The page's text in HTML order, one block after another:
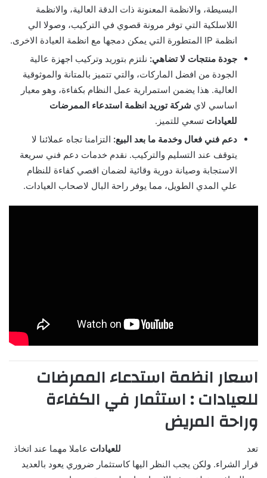
البسيطة، والانظمة المعنونة ذات الدقة العالية، والانظمة
اللاسلكية التي توفر مرونة قصوي في التركيب، وصولا الي
انظمة IP المتطورة التي يمكن دمجها مع انظمة العيادة الاخرى.
جودة منتجات لا تضاهي: نلتزم بتوريد وتركيب اجهزة عالية
الجودة من افضل الماركات، والتي تتميز بالمتانة والموثوقية
العالية. هذا يضمن استمرارية عمل النظام بكفاءة، وهو معيار
اساسي لاي شركة توريد انظمة استدعاء الممرضات
للعيادات تسعي للتميز.
دعم فني فعال وخدمة ما بعد البيع: التزامنا تجاه عملائنا لا
يتوقف عند التسليم والتركيب. نقدم خدمات دعم فني سريعة
الاستجابة وصيانة دورية وقائية لضمان اقصي كفاءة للنظام
علي المدي الطويل، مما يوفر راحة البال لاصحاب العيادات.
اسعار انظمة استدعاء الممرضات
للعيادات : استثمار في الكفاءة
وراحة المريض
تعد للعيادات عاملا مهما عند اتخاذ
قرار الشراء. ولكن يجب النظر اليها كاستثمار ضروري يعود بالعديد